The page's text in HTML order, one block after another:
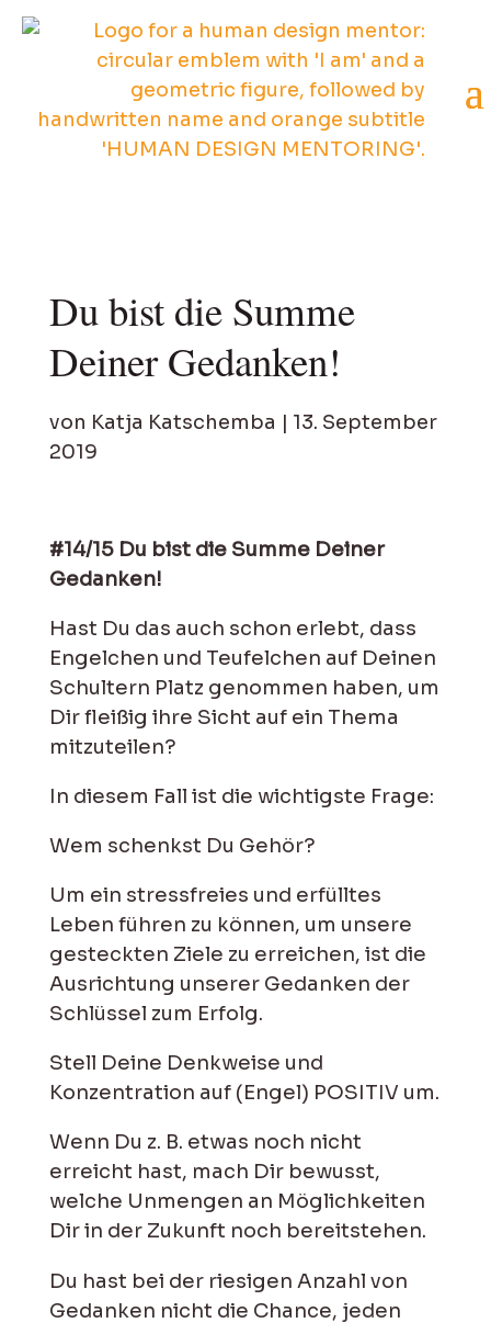
Du bist die Summe
Deiner Gedanken!
von Katja Katschemba | 13. September
2019
#14/15 Du bist die Summe Deiner
Gedanken!
Hast Du das auch schon erlebt, dass
Engelchen und Teufelchen auf Deinen
Schultern Platz genommen haben, um
Dir fleißig ihre Sicht auf ein Thema
mitzuteilen?
In diesem Fall ist die wichtigste Frage:
Wem schenkst Du Gehör?
Um ein stressfreies und erfülltes
Leben führen zu können, um unsere
gesteckten Ziele zu erreichen, ist die
Ausrichtung unserer Gedanken der
Schlüssel zum Erfolg.
Stell Deine Denkweise und
Konzentration auf (Engel) POSITIV um.
Wenn Du z. B. etwas noch nicht
erreicht hast, mach Dir bewusst,
welche Unmengen an Möglichkeiten
Dir in der Zukunft noch bereitstehen.
Du hast bei der riesigen Anzahl von
Gedanken nicht die Chance, jeden